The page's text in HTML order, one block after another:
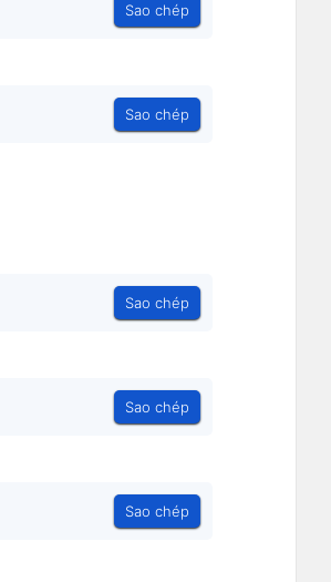
Sao chép
Sao chép
Sao chép
Sao chép
Sao chép